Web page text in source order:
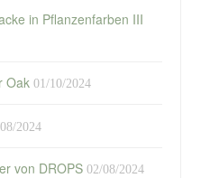
in Pflanzenfarben III
Oak 01/10/2024
2024
von DROPS 02/08/2024